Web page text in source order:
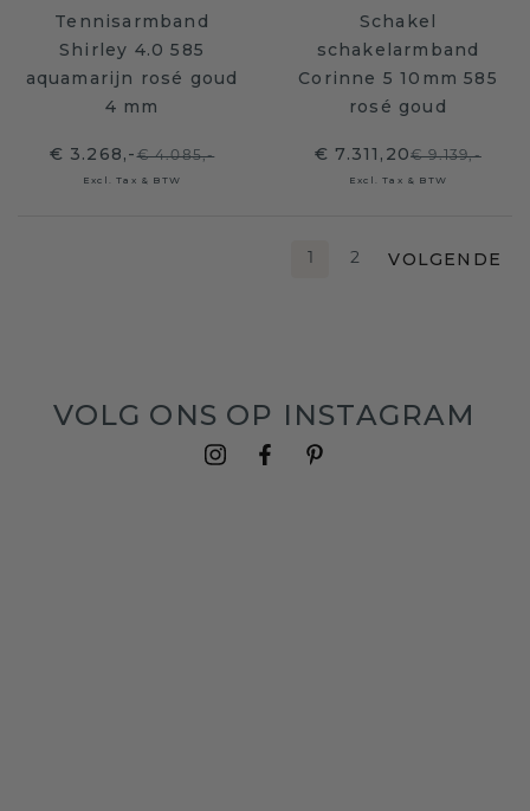
Tennisarmband
Shirley 4.0 585
aquamarijn rosé goud
4 mm
€ 3.268,-€ 4.085,-
Excl. Tax & BTW
Schakel
schakelarmband
Corinne 5 10mm 585
rosé goud
€ 7.311,20€ 9.139,-
Excl. Tax & BTW
1 2 VOLGENDE
VOLG ONS OP INSTAGRAM